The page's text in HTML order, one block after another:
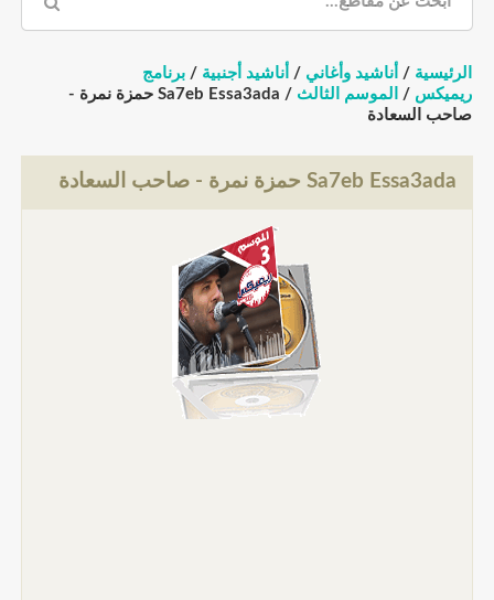
الرئيسية / أناشيد وأغاني / أناشيد أجنبية / برنامج
ريميكس / الموسم الثالث
/ Sa7eb Essa3ada حمزة نمرة -
صاحب السعادة
Sa7eb Essa3ada حمزة نمرة - صاحب السعادة